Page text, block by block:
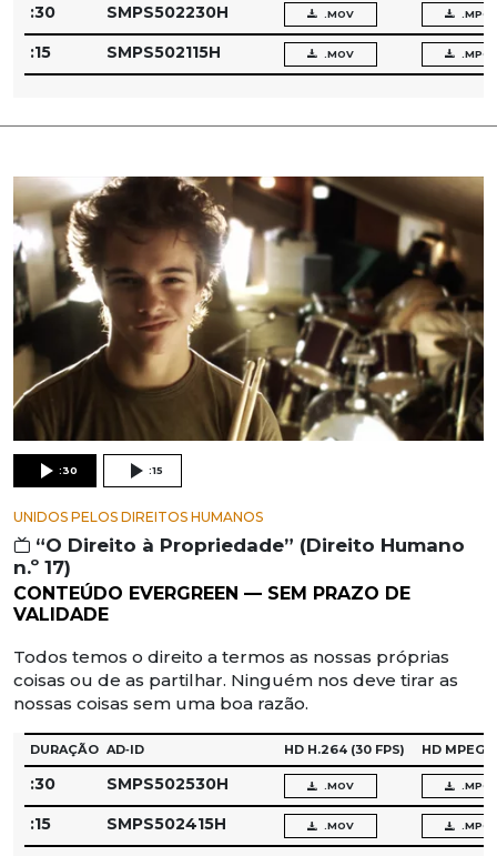
:30 SMPS502230H .MOV .MPG
:15 SMPS502115H .MOV .MPG
:30 :15
UNIDOS PELOS DIREITOS HUMANOS
“O Direito à Propriedade” (Direito Humano
n.º 17)
CONTEÚDO EVERGREEN — SEM PRAZO DE
VALIDADE
Todos temos o direito a termos as nossas próprias
coisas ou de as partilhar. Ninguém nos deve tirar as
nossas coisas sem uma boa razão.
DURAÇÃO AD‑ID HD H.264 (30 FPS) HD MPEG‑2
:30 SMPS502530H .MOV .MPG
:15 SMPS502415H .MOV .MPG